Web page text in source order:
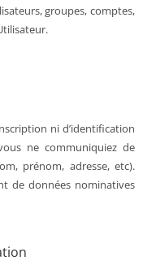
groupes, comptes,
ni d’identification
ne communiquiez de
prénom, adresse, etc).
de données nominatives